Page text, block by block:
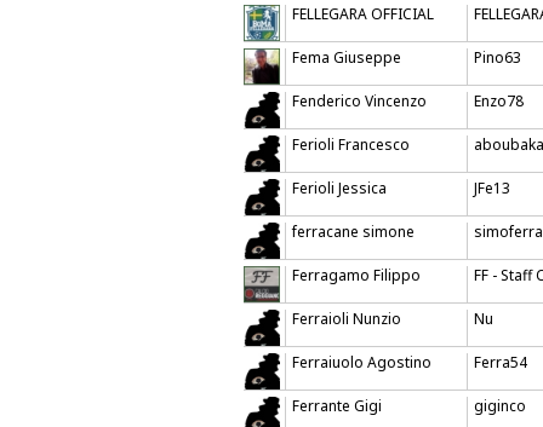
FELLEGARA OFFICIAL
Fema Giuseppe Pino63
Fenderico Vincenzo Enzo78
Ferioli Francesco
Ferioli Jessica JFe13
ferracane simone
Ferragamo Filippo FF - Staff
Ferraioli Nunzio Nu
Ferraiuolo Agostino Ferra54
Ferrante Gigi giginco